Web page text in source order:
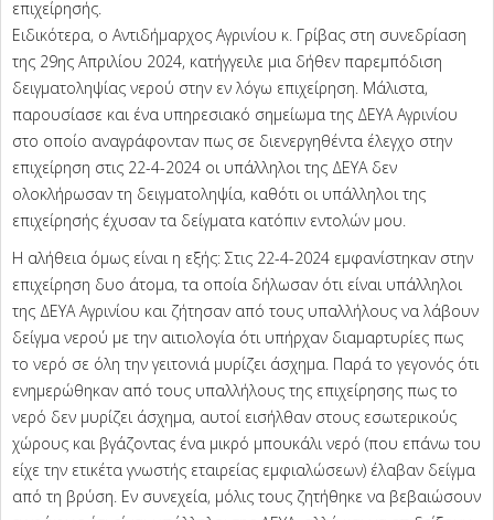
επιχείρησής.
Ειδικότερα, ο Αντιδήμαρχος Αγρινίου κ. Γρίβας στη συνεδρίαση
της 29ης Απριλίου 2024, κατήγγειλε μια δήθεν παρεμπόδιση
δειγματοληψίας νερού στην εν λόγω επιχείρηση. Μάλιστα,
παρουσίασε και ένα υπηρεσιακό σημείωμα της ΔΕΥΑ Αγρινίου
στο οποίο αναγράφονταν πως σε διενεργηθέντα έλεγχο στην
επιχείρηση στις 22-4-2024 οι υπάλληλοι της ΔΕΥΑ δεν
ολοκλήρωσαν τη δειγματοληψία, καθότι οι υπάλληλοι της
επιχείρησής έχυσαν τα δείγματα κατόπιν εντολών μου.
Η αλήθεια όμως είναι η εξής: Στις 22-4-2024 εμφανίστηκαν στην
επιχείρηση δυο άτομα, τα οποία δήλωσαν ότι είναι υπάλληλοι
της ΔΕΥΑ Αγρινίου και ζήτησαν από τους υπαλλήλους να λάβουν
δείγμα νερού με την αιτιολογία ότι υπήρχαν διαμαρτυρίες πως
το νερό σε όλη την γειτονιά μυρίζει άσχημα. Παρά το γεγονός ότι
ενημερώθηκαν από τους υπαλλήλους της επιχείρησης πως το
νερό δεν μυρίζει άσχημα, αυτοί εισήλθαν στους εσωτερικούς
χώρους και βγάζοντας ένα μικρό μπουκάλι νερό (που επάνω του
είχε την ετικέτα γνωστής εταιρείας εμφιαλώσεων) έλαβαν δείγμα
από τη βρύση. Εν συνεχεία, μόλις τους ζητήθηκε να βεβαιώσουν